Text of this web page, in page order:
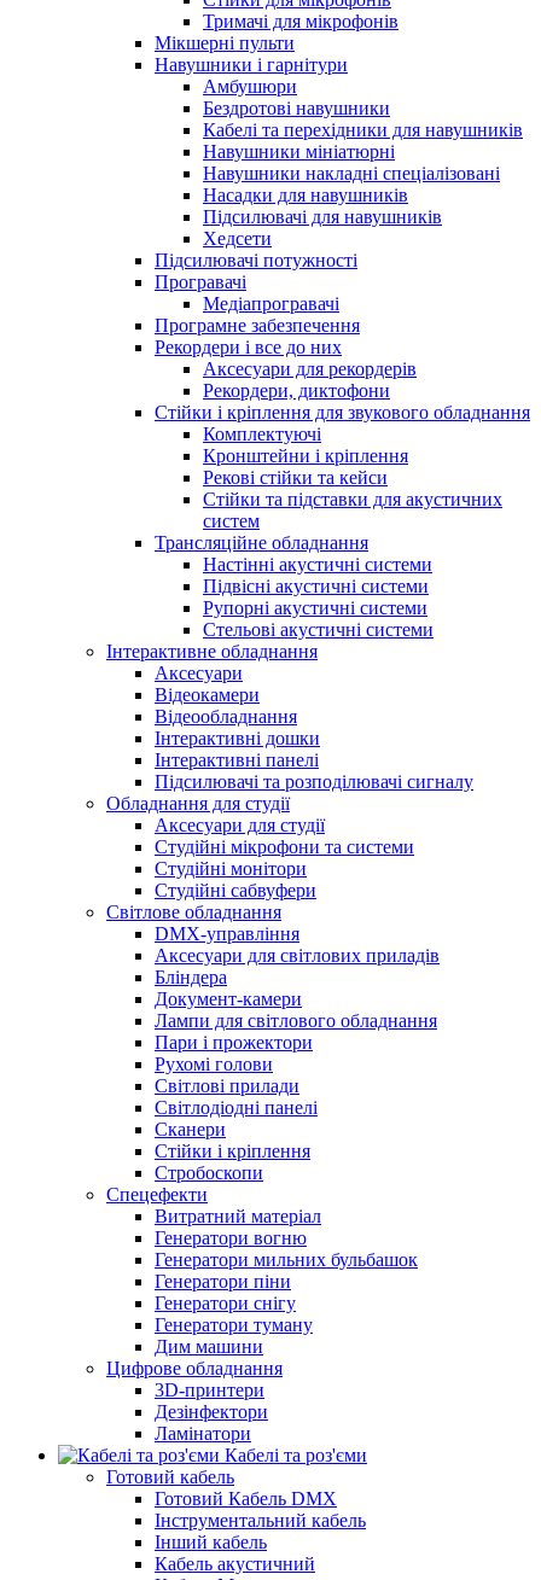
Тримачі для мікрофонів
Мікшерні пульти
Навушники і гарнітури
Амбушюри
Бездротові навушники
Кабелі та перехідники для навушників
Навушники мініатюрні
Навушники накладні спеціалізовані
Насадки для навушників
Підсилювачі для навушників
Хедсети
Підсилювачі потужності
Програвачі
Медіапрогравачі
Програмне забезпечення
Рекордери і все до них
Аксесуари для рекордерів
Рекордери, диктофони
Стійки і кріплення для звукового обладнання
Комплектуючі
Кронштейни і кріплення
Рекові стійки та кейси
Стійки та підставки для акустичних
систем
Трансляційне обладнання
Настінні акустичні системи
Підвісні акустичні системи
Рупорні акустичні системи
Стельові акустичні системи
Інтерактивне обладнання
Аксесуари
Відеокамери
Відеообладнання
Інтерактивні дошки
Інтерактивні панелі
Підсилювачі та розподілювачі сигналу
Обладнання для студії
Аксесуари для студії
Студійні мікрофони та системи
Студійні монітори
Студійні сабвуфери
Світлове обладнання
DMX-управління
Аксесуари для світлових приладів
Бліндера
Документ-камери
Лампи для світлового обладнання
Пари і прожектори
Рухомі голови
Світлові прилади
Світлодіодні панелі
Сканери
Стійки і кріплення
Стробоскопи
Спецефекти
Витратний матеріал
Генератори вогню
Генератори мильних бульбашок
Генератори піни
Генератори снігу
Генератори туману
Дим машини
Цифрове обладнання
3D-принтери
Дезінфектори
Ламінатори
Кабелі та роз'єми
Готовий кабель
Готовий Кабель DMX
Інструментальний кабель
Інший кабель
Кабель акустичний